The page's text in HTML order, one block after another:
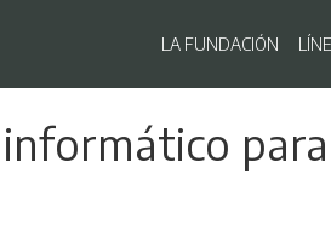
al
LA FUNDACIÓN
para